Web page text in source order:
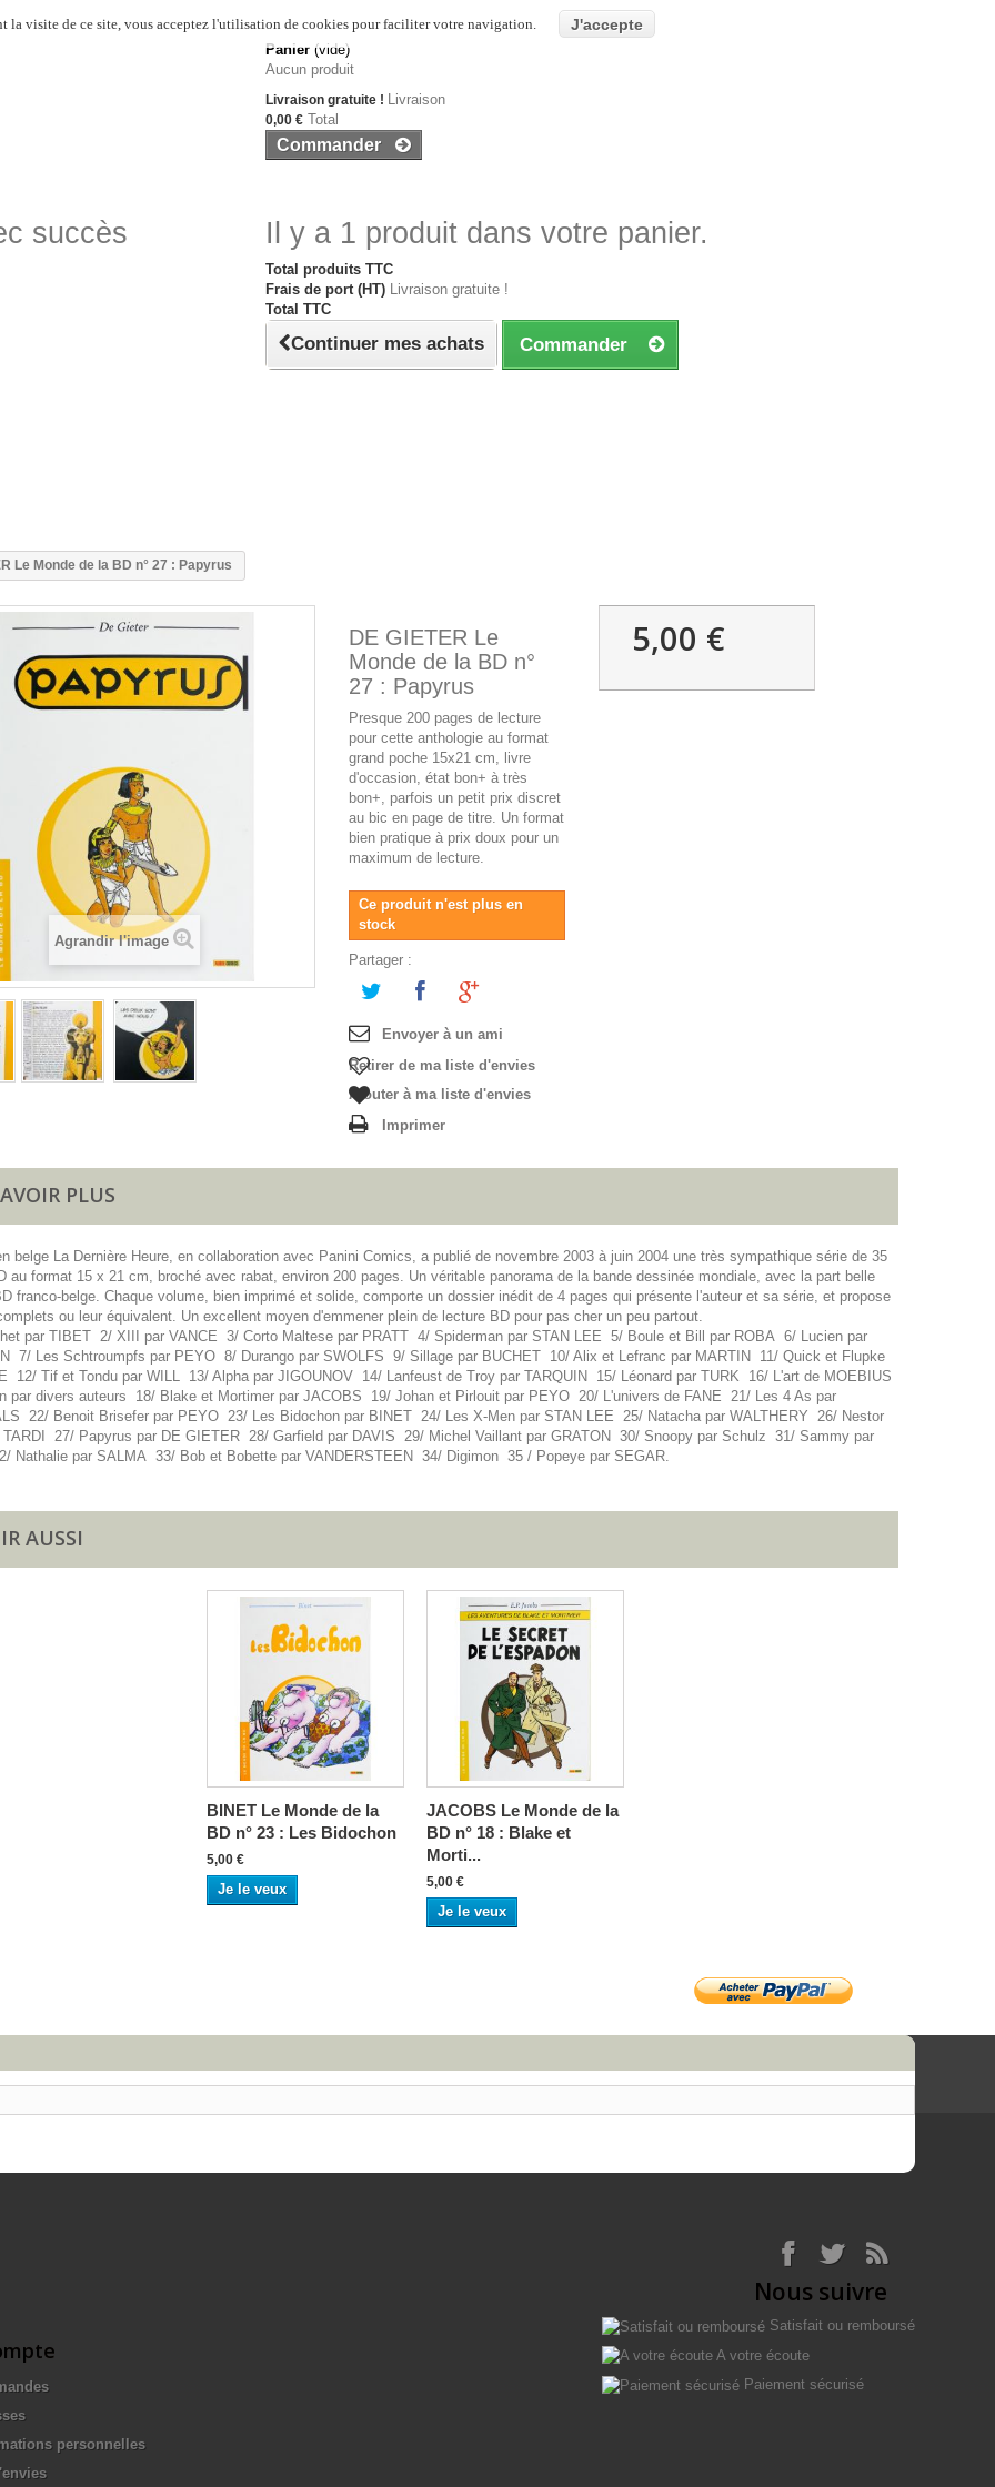
Panier (vide)
Aucun produit
Livraison gratuite ! Livraison
0,00 € Total
Commander
succès Il y a 1 produit dans votre panier.
Total produits TTC
Frais de port (HT) Livraison gratuite !
Total TTC
Continuer mes achats Commander
Le Monde de la BD n° 27 : Papyrus
Agrandir l'image
DE GIETER Le
Monde de la BD n°
27 : Papyrus
Presque 200 pages de lecture
pour cette anthologie au format
grand poche 15x21 cm, livre
d'occasion, état bon+ à très
bon+, parfois un petit prix discret
au bic en page de titre. Un format
bien pratique à prix doux pour un
maximum de lecture.
Ce produit n'est plus en
stock
Partager :
Envoyer à un ami
Retirer de ma liste d'envies
Ajouter à ma liste d'envies
Imprimer
5,00 €
PLUS
belge La Dernière Heure, en collaboration avec Panini Comics, a publié de novembre 2003 à juin 2004 une très sympathique série de 35
au format 15 x 21 cm, broché avec rabat, environ 200 pages. Un véritable panorama de la bande dessinée mondiale, avec la part belle
franco-belge. Chaque volume, bien imprimé et solide, comporte un dossier inédit de 4 pages qui présente l'auteur et sa série, et propose
ou leur équivalent. Un excellent moyen d'emmener plein de lecture BD pour pas cher un peu partout.
par TIBET 2/ XIII par VANCE 3/ Corto Maltese par PRATT 4/ Spiderman par STAN LEE 5/ Boule et Bill par ROBA 6/ Lucien par
7/ Les Schtroumpfs par PEYO 8/ Durango par SWOLFS 9/ Sillage par BUCHET 10/ Alix et Lefranc par MARTIN 11/ Quick et Flupke
12/ Tif et Tondu par WILL 13/ Alpha par JIGOUNOV 14/ Lanfeust de Troy par TARQUIN 15/ Léonard par TURK 16/ L'art de MOEBIUS
par divers auteurs 18/ Blake et Mortimer par JACOBS 19/ Johan et Pirlouit par PEYO 20/ L'univers de FANE 21/ Les 4 As par
22/ Benoit Brisefer par PEYO 23/ Les Bidochon par BINET 24/ Les X-Men par STAN LEE 25/ Natacha par WALTHERY 26/ Nestor
TARDI 27/ Papyrus par DE GIETER 28/ Garfield par DAVIS 29/ Michel Vaillant par GRATON 30/ Snoopy par Schulz 31/ Sammy par
Nathalie par SALMA 33/ Bob et Bobette par VANDERSTEEN 34/ Digimon 35 / Popeye par SEGAR.
AUSSI
BINET Le Monde de la
BD n° 23 : Les Bidochon
5,00 €
Je le veux
JACOBS Le Monde de la
BD n° 18 : Blake et
Morti...
5,00 €
Je le veux
Nous suivre
Satisfait ou remboursé
A votre écoute
Paiement sécurisé
personnelles
la visite de ce site, vous acceptez l'utilisation de cookies pour faciliter votre navigation. J'accepte